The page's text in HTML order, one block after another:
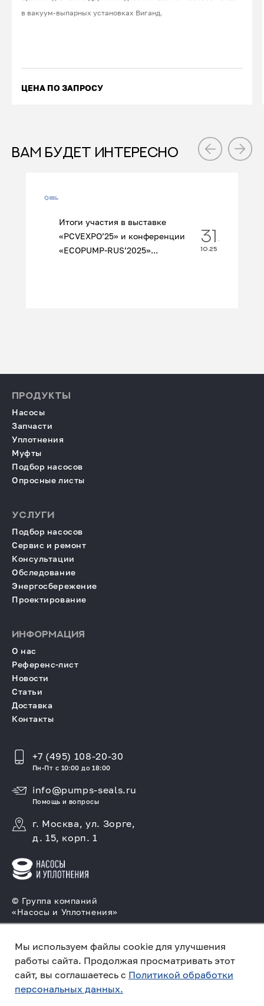
Мы используем файлы cookie для улучшения
работы сайта. Продолжая просматривать этот
сайт, вы соглашаетесь с Политикой обработки
персональных данных.
ПО ЗАПРОСУ
в вакуум-выпарных установках Виганд.
ЦЕНА ПО ЗАПРОСУ
ВАМ БУДЕТ ИНТЕРЕСНО
Итоги участия в выставке
«PCVEXPO’25» и конференции
«ECOPUMP‑RUS’2025»...
31
10.25
© Группа компаний
«Насосы и Уплотнения»
торцовых уплотнений
Политика конфиденциальности
Создано в компании
ПРОДУКТЫ
Насосы
Запчасти
Уплотнения
Муфты
Подбор насосов
Опросные листы
УСЛУГИ
Подбор насосов
Сервис и ремонт
Консультации
Обследование
Энергосбережение
Проектирование
ИНФОРМАЦИЯ
О нас
Референс-лист
Новости
Статьи
Доставка
Контакты
+7 (495) 108-20-30
Пн-Пт с 10:00 до 18:00
info@pumps-seals.ru
Помощь и вопросы
г. Москва, ул. Зорге,
д. 15, корп. 1